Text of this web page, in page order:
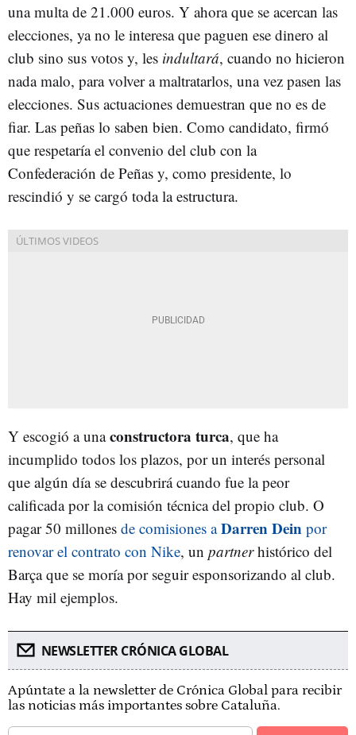
una multa de 21.000 euros. Y ahora que se acercan las
elecciones, ya no le interesa que paguen ese dinero al
club sino sus votos y, les indultará, cuando no hicieron
nada malo, para volver a maltratarlos, una vez pasen las
elecciones. Sus actuaciones demuestran que no es de
fiar. Las peñas lo saben bien. Como candidato, firmó
que respetaría el convenio del club con la
Confederación de Peñas y, como presidente, lo
rescindió y se cargó toda la estructura.
Y escogió a unaconstructora turca, que ha
incumplido todos los plazos, por un interés personal
que algún día se descubrirá cuando fue la peor
calificada por la comisión técnica del propio club. O
pagar 50 millones de comisiones aDarren Dein por
renovar el contrato con Nike, un partnerhistórico del
Barça que se moría por seguir esponsorizando al club.
Hay mil ejemplos.
NEWSLETTER CRÓNICA GLOBAL
Apúntate a la newsletter de Crónica Global para recibir
las noticias más importantes sobre Cataluña.